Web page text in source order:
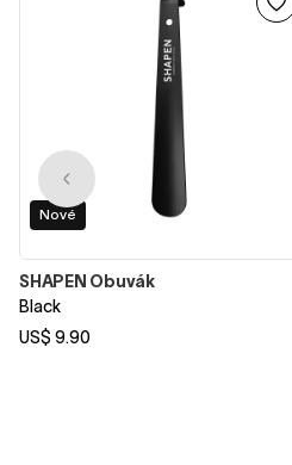
Nové
SHAPEN Obuvák
Black
US$ 9.90